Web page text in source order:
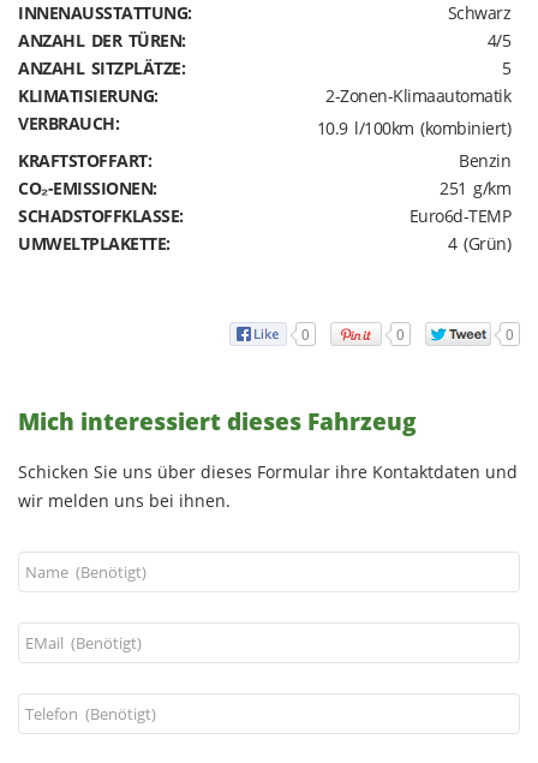
INNENAUSSTATTUNG:
Schwarz
ANZAHL DER TÜREN:
4/5
ANZAHL SITZPLÄTZE:
5
KLIMATISIERUNG:
2-Zonen-Klimaautomatik
VERBRAUCH:
10.9 l/100km (kombiniert)
KRAFTSTOFFART:
Benzin
CO₂-EMISSIONEN:
251 g/km
SCHADSTOFFKLASSE:
Euro6d-TEMP
UMWELTPLAKETTE:
4 (Grün)
0 0 0
Mich interessiert dieses Fahrzeug
Schicken Sie uns über dieses Formular ihre Kontaktdaten und
wir melden uns bei ihnen.